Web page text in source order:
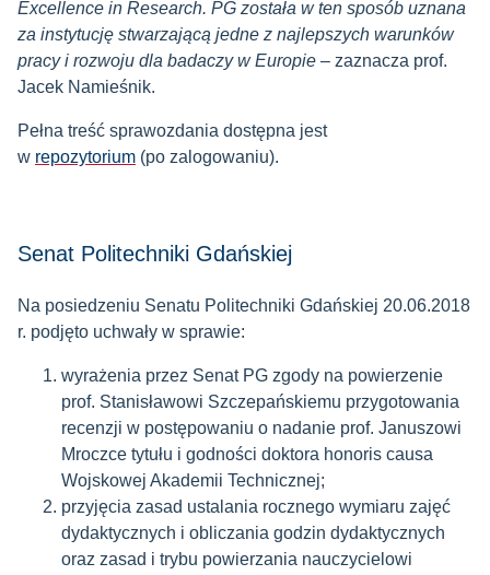
Excellence in Research. PG została w ten sposób uznana
za instytucję stwarzającą jedne z najlepszych warunków
pracy i rozwoju dla badaczy w Europie – zaznacza prof.
Jacek Namieśnik.
Pełna treść sprawozdania dostępna jest
w repozytorium (po zalogowaniu).
Senat Politechniki Gdańskiej
Na posiedzeniu Senatu Politechniki Gdańskiej 20.06.2018
r. podjęto uchwały w sprawie:
wyrażenia przez Senat PG zgody na powierzenie
prof. Stanisławowi Szczepańskiemu przygotowania
recenzji w postępowaniu o nadanie prof. Januszowi
Mroczce tytułu i godności doktora honoris causa
Wojskowej Akademii Technicznej;
przyjęcia zasad ustalania rocznego wymiaru zajęć
dydaktycznych i obliczania godzin dydaktycznych
oraz zasad i trybu powierzania nauczycielowi